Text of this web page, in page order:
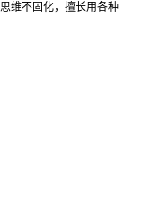
思维不固化，擅长用各种